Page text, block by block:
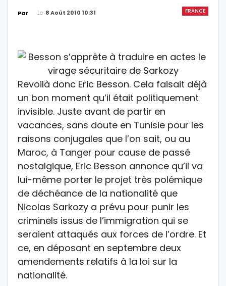
FRANCE
Par Le 8 Août 2010 10:31
Revoilà donc Eric Besson. Cela faisait déjà
un bon moment qu’il était politiquement
invisible. Juste avant de partir en
vacances, sans doute en Tunisie pour les
raisons conjugales que l’on sait, ou au
Maroc, à Tanger pour cause de passé
nostalgique, Eric Besson annonce qu’il va
lui-même porter le projet très polémique
de déchéance de la nationalité que
Nicolas Sarkozy a prévu pour punir les
criminels issus de l’immigration qui se
seraient attaqués aux forces de l’ordre. Et
ce, en déposant en septembre deux
amendements relatifs à la loi sur la
nationalité.